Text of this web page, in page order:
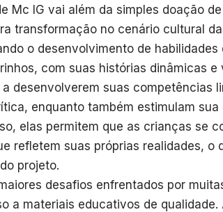
Mc IG vai além da simples doação
transformação no cenário cultural
o desenvolvimento de
com suas histórias dinâmicas
desenvolverem suas competências
enquanto também estimulam
elas permitem que as crianças se
refletem suas próprias realidades, o
projeto.
desafios enfrentados por
a materiais educativos de